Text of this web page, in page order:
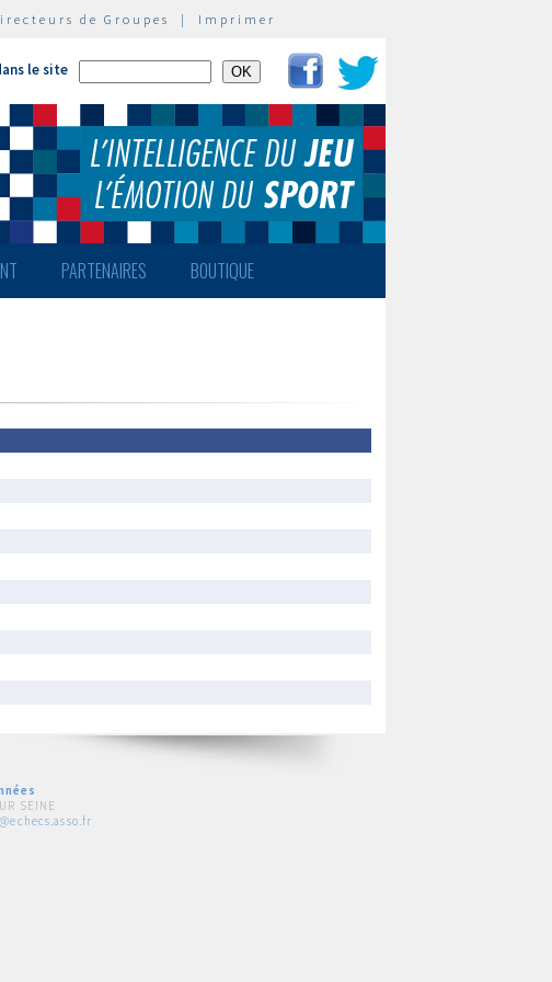
de Groupes | Imprimer
le site
PARTENAIRES BOUTIQUE
SEINE